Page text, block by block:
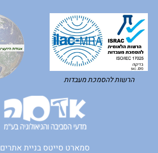
הרשות להסמכת מעבדות
סמארט סייטס בניית אתרים